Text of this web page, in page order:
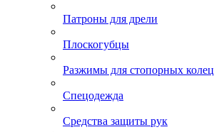
Патроны для дрели
Плоскогубцы
Разжимы для стопорных колец
Спецодежда
Средства защиты рук